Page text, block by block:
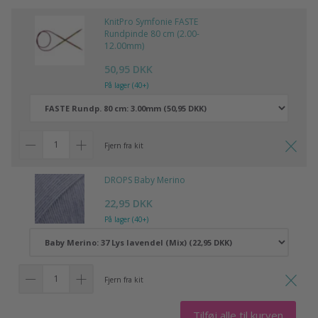
KnitPro Symfonie FASTE
Rundpinde 80 cm (2.00-
12.00mm)
50,95 DKK
På lager (40+)
Fjern fra kit
DROPS Baby Merino
22,95 DKK
På lager (40+)
Fjern fra kit
Tilføj alle til kurven